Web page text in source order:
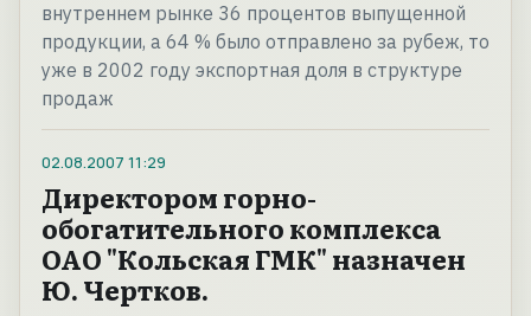
внутреннем рынке 36 процентов выпущенной
продукции, а 64 % было отправлено за рубеж, то
уже в 2002 году экспортная доля в структуре
продаж
02.08.2007 11:29
Директором горно-
обогатительного комплекса
ОАО "Кольская ГМК" назначен
Ю. Чертков.